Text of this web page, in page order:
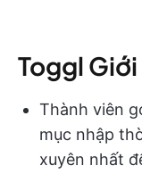
Toggl
Thành viên
mục nhập
xuyên nhất